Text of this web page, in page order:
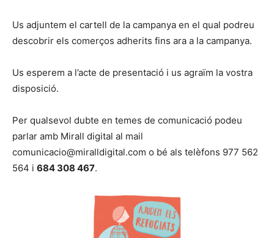
Us adjuntem el cartell de la campanya en el qual podreu
descobrir els comerços adherits fins ara a la campanya.
Us esperem a l’acte de presentació i us agraïm la vostra
disposició.
Per qualsevol dubte en temes de comunicació podeu
parlar amb Mirall digital al mail
comunicacio@miralldigital.com o bé als telèfons 977 562
564 i 684 308 467.